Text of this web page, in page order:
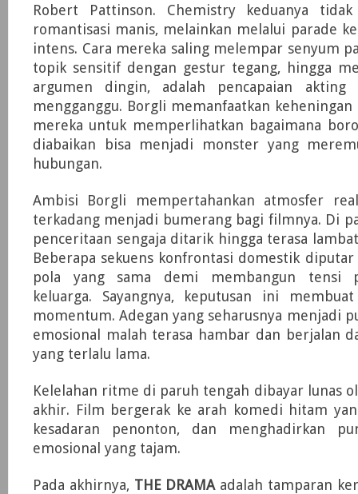
Robert Pattinson. Chemistry keduanya
romantisasi manis, melainkan melalui parade
intens. Cara mereka saling melempar senyum
topik sensitif dengan gestur tegang, hingga
argumen dingin, adalah pencapaian
mengganggu. Borgli memanfaatkan keheningan
mereka untuk memperlihatkan bagaimana
diabaikan bisa menjadi monster yang
hubungan.
Ambisi Borgli mempertahankan atmosfer
terkadang menjadi bumerang bagi filmnya. Di
penceritaan sengaja ditarik hingga terasa
Beberapa sekuens konfrontasi domestik
pola yang sama demi membangun tensi
keluarga. Sayangnya, keputusan ini
momentum. Adegan yang seharusnya menjadi
emosional malah terasa hambar dan berjalan
yang terlalu lama.
Kelelahan ritme di paruh tengah dibayar lunas
akhir. Film bergerak ke arah komedi hitam
kesadaran penonton, dan menghadirkan
emosional yang tajam.
Pada akhirnya, THE DRAMAadalah tamparan